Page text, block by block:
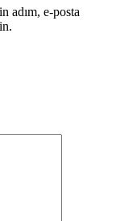
adım, e-posta